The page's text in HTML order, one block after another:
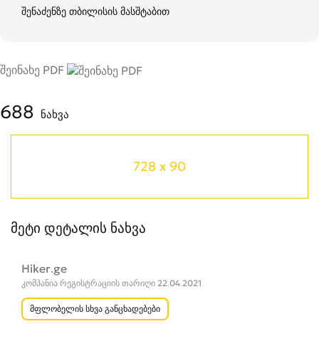
შენაძენზე თბილისის მასშტაბით
შეინახე PDF
688 ნახვა
728 x 90
მეტი დეტალის ნახვა
Hiker.ge
კომპანია რეგისტრაციის თარიღი 22.04.2021
მფლობელის სხვა განცხადებები